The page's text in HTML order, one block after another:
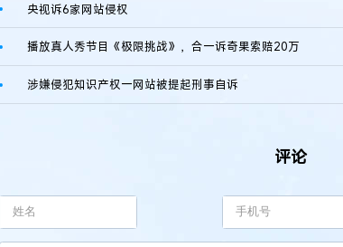
央视诉6家网站侵权
播放真人秀节目《极限挑战》，合一诉奇果索赔20万
涉嫌侵犯知识产权一网站被提起刑事自诉
评论